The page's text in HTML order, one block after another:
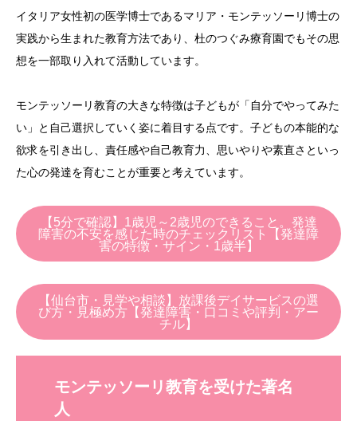
イタリア女性初の医学博士であるマリア・モンテッソーリ博士の
実践から生まれた教育方法であり、杜のつぐみ療育園でもその思
想を一部取り入れて活動しています。
モンテッソーリ教育の大きな特徴は子どもが「自分でやってみた
い」と自己選択していく姿に着目する点です。子どもの本能的な
欲求を引き出し、責任感や自己教育力、思いやりや素直さといっ
た心の発達を育むことが重要と考えています。
【5分で確認】1歳児～2歳児のできること。発達
障害の不安を感じた時のチェックリスト【発達障
害の特徴・サイン・1歳半】
【仙台市・見学や相談】放課後デイサービスの選
び方・見極め方【発達障害・口コミや評判・アー
チル】
モンテッソーリ教育を受けた著名
人